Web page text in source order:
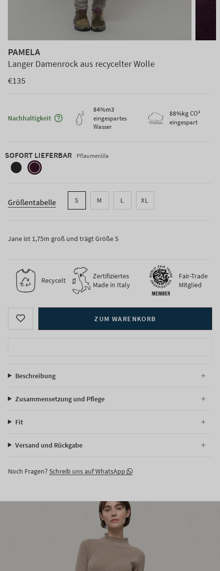
PAMELA
Langer Damenrock aus recycelter Wolle
€135
Nachhaltigkeit
Maggiori informazioni sulla sostenibilità
84%m3
eingespartes
Wasser
88%kgCO²
eingespart
SOFORT LIEFERBAR Pflaumenlila
schiefer-
schwarz
pflaumenlila
Größentabelle S M L XL
Jane ist 1,75m groß und trägt Größe S
Recycelt
Zertifiziertes
Made in Italy
Fair-Trade
Mitglied
ZUM WARENKORB
Beschreibung
Zusammensetzung und Pflege
Fit
Versand und Rückgabe
Noch Fragen?Schreib uns auf WhatsApp